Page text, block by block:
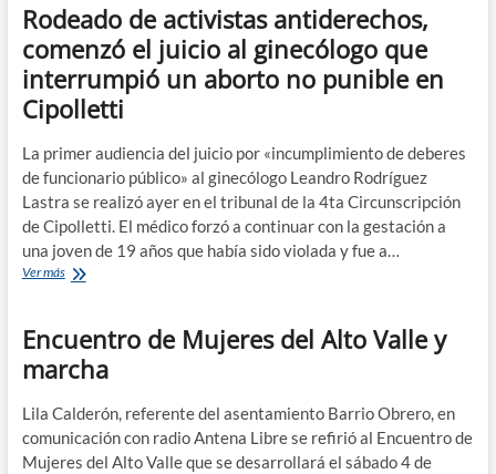
Rodeado de activistas antiderechos,
comenzó el juicio al ginecólogo que
interrumpió un aborto no punible en
Cipolletti
La primer audiencia del juicio por «incumplimiento de deberes
de funcionario público» al ginecólogo Leandro Rodríguez
Lastra se realizó ayer en el tribunal de la 4ta Circunscripción
de Cipolletti. El médico forzó a continuar con la gestación a
una joven de 19 años que había sido violada y fue a…
Ver másRodeado
antiderechos,
comenzó
el
al
ginecólogo
interrumpió
Encuentro de Mujeres del Alto Valle y
marcha
Lila Calderón, referente del asentamiento Barrio Obrero, en
comunicación con radio Antena Libre se refirió al Encuentro de
Mujeres del Alto Valle que se desarrollará el sábado 4 de